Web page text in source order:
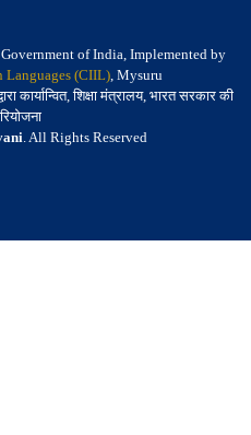
of India, Implemented by
Languages (CIIL), Mysuru
कार्यान्वित, शिक्षा मंत्रालय, भारत सरकार की
. All Rights Reserved